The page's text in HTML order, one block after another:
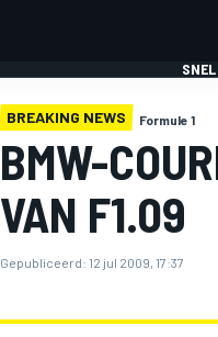
BREAKING NEWS Formule 1
BMW-
VAN F1.09
Gepubliceerd: 12 jul 2009, 17:37